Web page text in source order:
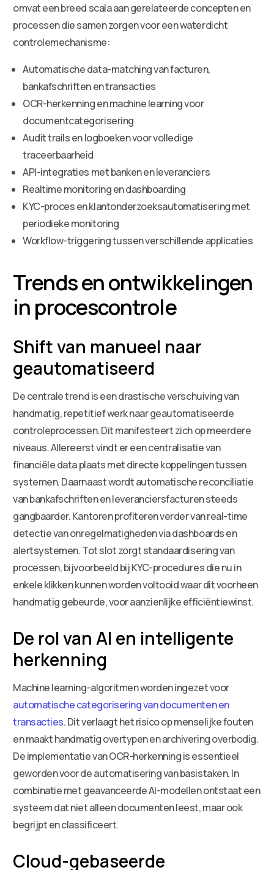
omvat een breed scala aan gerelateerde concepten en
processen die samen zorgen voor een waterdicht
controlemechanisme:
Automatische data-matching van facturen,
bankafschriften en transacties
OCR-herkenning en machine learning voor
documentcategorisering
Audit trails en logboeken voor volledige
traceerbaarheid
API-integraties met banken en leveranciers
Realtime monitoring en dashboarding
KYC-proces en klantonderzoeksautomatisering met
periodieke monitoring
Workflow-triggering tussen verschillende applicaties
Trends en ontwikkelingen
in procescontrole
Shift van manueel naar
geautomatiseerd
De centrale trend is een drastische verschuiving van
handmatig, repetitief werk naar geautomatiseerde
controleprocessen. Dit manifesteert zich op meerdere
niveaus. Allereerst vindt er een centralisatie van
financiële data plaats met directe koppelingen tussen
systemen. Daarnaast wordt automatische reconciliatie
van bankafschriften en leveranciersfacturen steeds
gangbaarder. Kantoren profiteren verder van real-time
detectie van onregelmatigheden via dashboards en
alertsystemen. Tot slot zorgt standaardisering van
processen, bijvoorbeeld bij KYC-procedures die nu in
enkele klikken kunnen worden voltooid waar dit voorheen
handmatig gebeurde, voor aanzienlijke efficiëntiewinst.
De rol van AI en intelligente
herkenning
Machine learning-algoritmen worden ingezet voor
automatische categorisering van documenten en
transacties. Dit verlaagt het risico op menselijke fouten
en maakt handmatig overtypen en archivering overbodig.
De implementatie van OCR-herkenning is essentieel
geworden voor de automatisering van basistaken. In
combinatie met geavanceerde AI-modellen ontstaat een
systeem dat niet alleen documenten leest, maar ook
begrijpt en classificeert.
Cloud-gebaseerde